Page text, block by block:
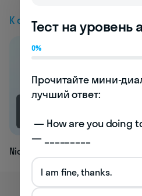
К следующей статье
Nice
Тест на уровень
0%
Прочитайте мини-
лучший ответ:
— _________
I am fine, thanks.